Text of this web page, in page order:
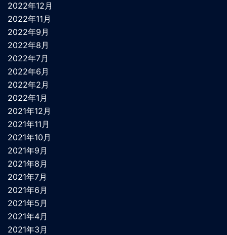
2022年12月
2022年11月
2022年9月
2022年8月
2022年7月
2022年6月
2022年2月
2022年1月
2021年12月
2021年11月
2021年10月
2021年9月
2021年8月
2021年7月
2021年6月
2021年5月
2021年4月
2021年3月